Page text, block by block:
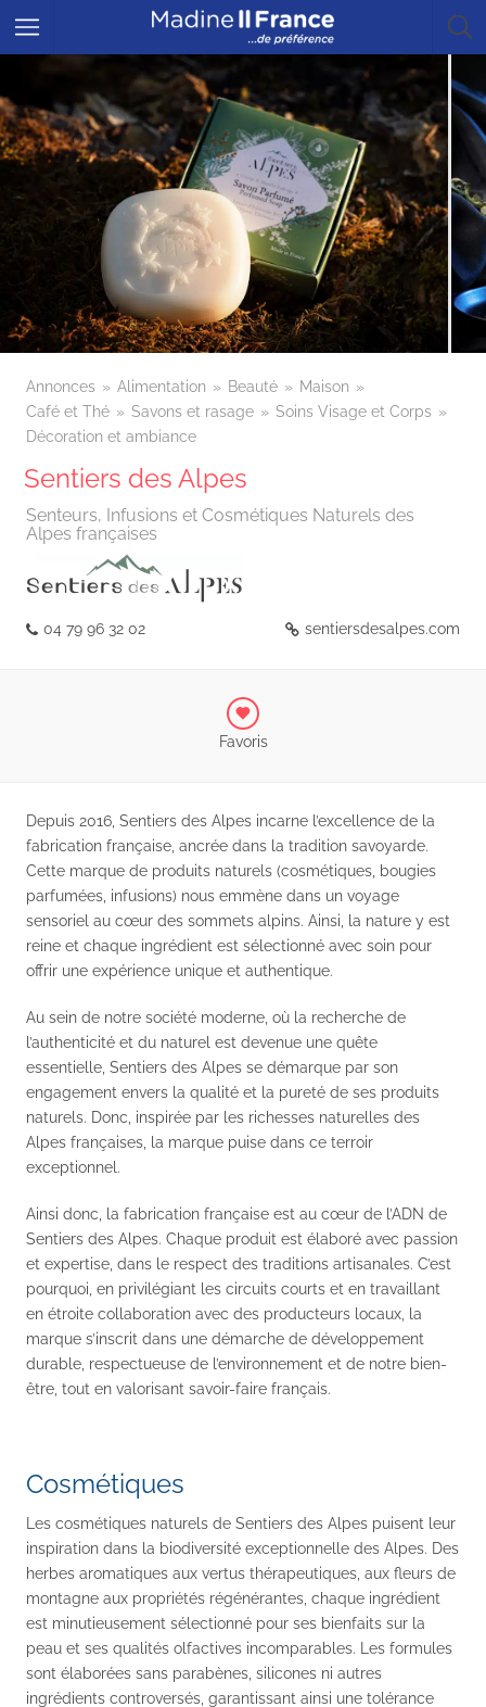
Annonces Alimentation Beauté
Maison
Café et Thé
Savons et rasage
Soins Visage et Corps
Décoration et ambiance
Sentiers des Alpes
Senteurs, Infusions et Cosmétiques Naturels des
Alpes françaises
04 79 96 32 02 sentiersdesalpes.com
Favoris
Depuis 2016, Sentiers des Alpes incarne l’excellence de la
fabrication française, ancrée dans la tradition savoyarde.
Cette marque de produits naturels (cosmétiques, bougies
parfumées, infusions) nous emmène dans un voyage
sensoriel au cœur des sommets alpins. Ainsi, la nature y est
reine et chaque ingrédient est sélectionné avec soin pour
offrir une expérience unique et authentique.
Au sein de notre société moderne, où la recherche de
l’authenticité et du naturel est devenue une quête
essentielle, Sentiers des Alpes se démarque par son
engagement envers la qualité et la pureté de ses produits
naturels. Donc, inspirée par les richesses naturelles des
Alpes françaises, la marque puise dans ce terroir
exceptionnel.
Ainsi donc, la fabrication française est au cœur de l’ADN de
Sentiers des Alpes. Chaque produit est élaboré avec passion
et expertise, dans le respect des traditions artisanales. C’est
pourquoi, en privilégiant les circuits courts et en travaillant
en étroite collaboration avec des producteurs locaux, la
marque s’inscrit dans une démarche de développement
durable, respectueuse de l’environnement et de notre bien-
être, tout en valorisant savoir-faire français.
Cosmétiques
Les cosmétiques naturels de Sentiers des Alpes puisent leur
inspiration dans la biodiversité exceptionnelle des Alpes. Des
herbes aromatiques aux vertus thérapeutiques, aux fleurs de
montagne aux propriétés régénérantes, chaque ingrédient
est minutieusement sélectionné pour ses bienfaits sur la
peau et ses qualités olfactives incomparables. Les formules
sont élaborées sans parabènes, silicones ni autres
ingrédients controversés, garantissant ainsi une tolérance